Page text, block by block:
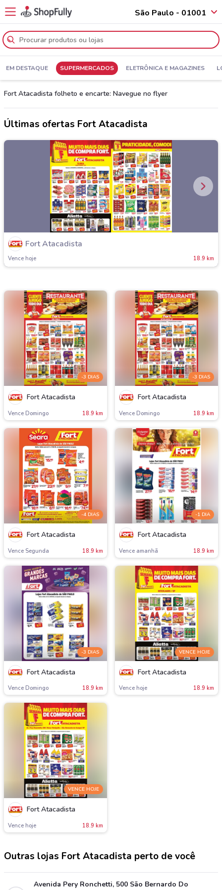
São Paulo - 01001
EM DESTAQUE SUPERMERCADOS ELETRÔNICA E MAGAZINES
Fort Atacadista folheto e encarte: Navegue no flyer
Últimas ofertas Fort Atacadista
Fort Atacadista
Vence hoje 18.9 km
-3 DIAS
Fort Atacadista
Vence Domingo 18.9 km
-3 DIAS
Fort Atacadista
Vence Domingo 18.9 km
-4 DIAS
Fort Atacadista
Vence Segunda 18.9 km
-1 DIA
Fort Atacadista
Vence amanh 18.9 km
-3 DIAS
Fort Atacadista
Vence Domingo 18.9 km
VENCE HOJE
Fort Atacadista
Vence hoje 18.9 km
VENCE HOJE
Fort Atacadista
Vence hoje 18.9 km
Outras lojas Fort Atacadista perto de você
Avenida Pery Ronchetti, 500 São Bernardo Do